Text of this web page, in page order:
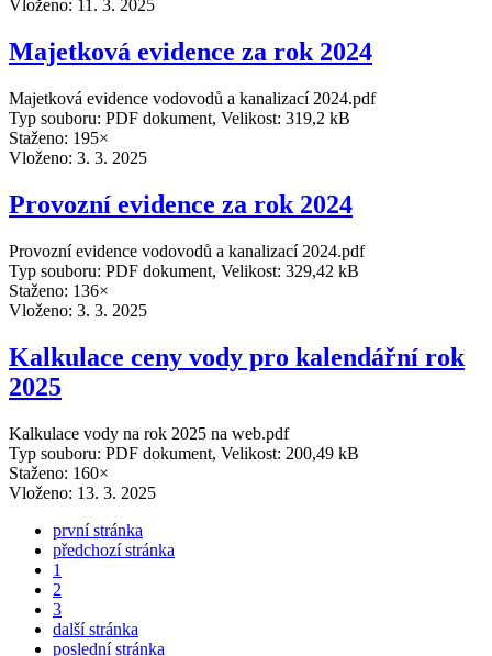
Vloženo: 11. 3. 2025
Majetková evidence za rok 2024
Majetková evidence vodovodů a kanalizací 2024.pdf
Typ souboru: PDF dokument, Velikost: 319,2 kB
Staženo: 195×
Vloženo: 3. 3. 2025
Provozní evidence za rok 2024
Provozní evidence vodovodů a kanalizací 2024.pdf
Typ souboru: PDF dokument, Velikost: 329,42 kB
Staženo: 136×
Vloženo: 3. 3. 2025
Kalkulace ceny vody pro kalendářní rok
2025
Kalkulace vody na rok 2025 na web.pdf
Typ souboru: PDF dokument, Velikost: 200,49 kB
Staženo: 160×
Vloženo: 13. 3. 2025
první stránka
předchozí stránka
1
2
3
další stránka
poslední stránka